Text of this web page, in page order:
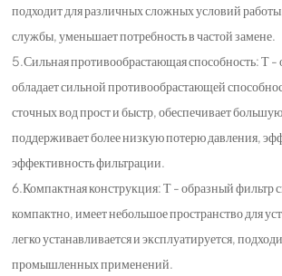
подходит для различных сложных условий
службы, уменьшает потребность в частой замене.
5.Сильная противообрастающая способность: Т -
обладает сильной противообрастающей
сточных вод прост и быстр, обеспечивает
поддерживает более низкую потерю давления,
эффективность фильтрации.
6.Компактная конструкция: Т - образный фильтр
компактно, имеет небольшое пространство для
легко устанавливается и эксплуатируется,
промышленных применений.